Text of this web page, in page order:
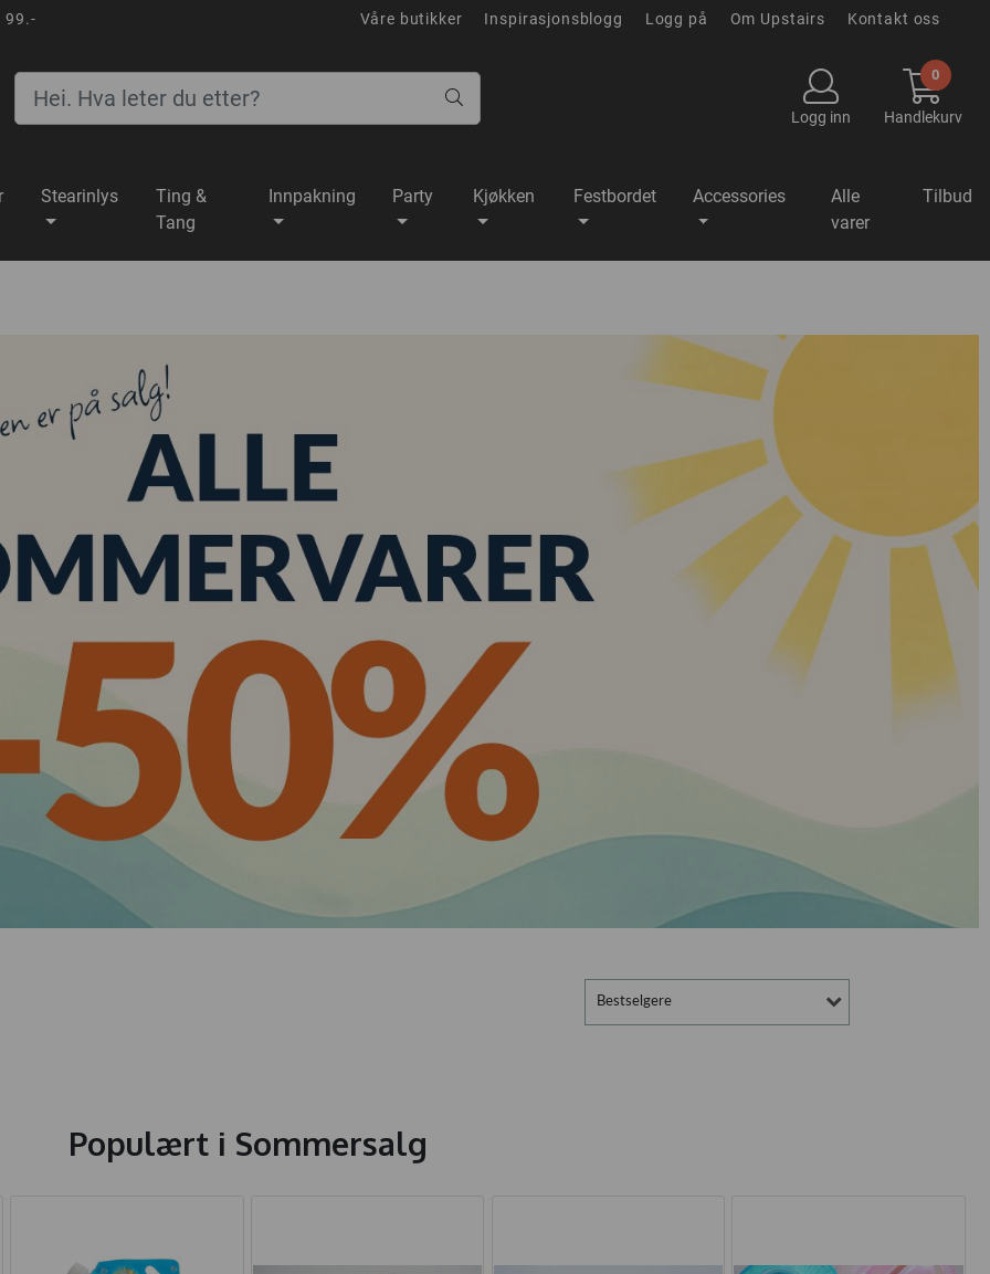
99.- Våre butikker Inspirasjonsblogg Logg på Om Upstairs Kontakt oss
Logg inn
0
Handlekurv
Stearinlys
Ting &
Tang
Innpakning Party Kjøkken Festbordet Accessories
Alle
varer
Tilbud
Bestselgere
Populært i Sommersalg